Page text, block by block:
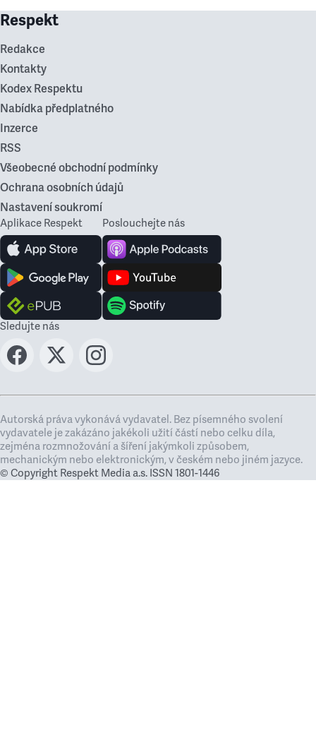
Respekt
Redakce
Kontakty
Kodex Respektu
Nabídka předplatného
Inzerce
RSS
Všeobecné obchodní podmínky
Ochrana osobních údajů
Nastavení soukromí
Aplikace Respekt Poslouchejte nás
Sledujte nás
Autorská práva vykonává vydavatel. Bez písemného svolení
vydavatele je zakázáno jakékoli užití částí nebo celku díla,
zejména rozmnožování a šíření jakýmkoli způsobem,
mechanickým nebo elektronickým, v českém nebo jiném jazyce.
© Copyright Respekt Media a.s. ISSN 1801-1446